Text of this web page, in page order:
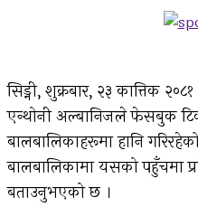
सिड्नी, शुक्रबार, २३ कात्तिक
एन्थोनी अल्बानिजले फेसबुक
बालबालिकाहरूमा हानि
बालबालिकामा यसको पहुँचमा
बताउनुभएको छ ।